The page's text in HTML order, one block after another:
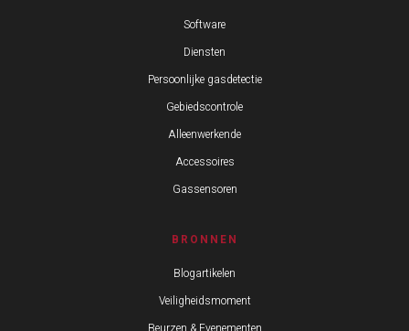
Software
Diensten
Persoonlijke gasdetectie
Gebiedscontrole
Alleenwerkende
Accessoires
Gassensoren
BRONNEN
Blogartikelen
Veiligheidsmoment